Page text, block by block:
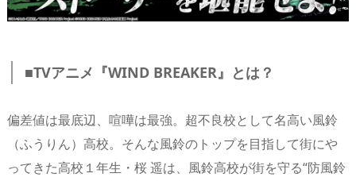
■TVアニメ『WIND BREAKER』とは？
偏差値は最底辺、喧嘩は最強。超不良校として名高い風鈴
（ふうりん）高校。そんな風鈴のトップを目指して街にや
ってきた高校１年生・桜 遥は、風鈴高校が街を守る“防風鈴